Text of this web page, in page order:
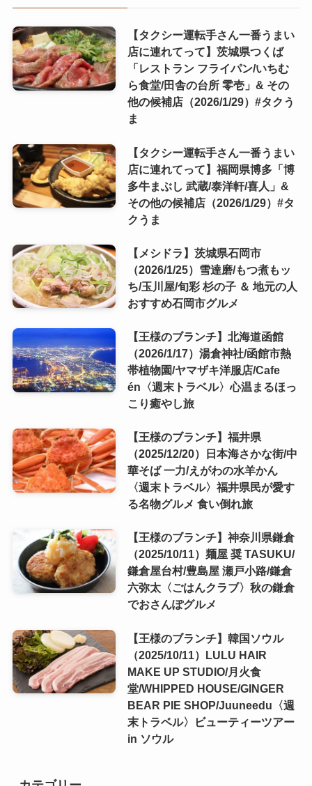
【タクシー運転手さん一番うまい
店に連れてって】茨城県つくば
「レストラン フライパン/いちむ
ら食堂/田舎の台所 零壱」& その
他の候補店（2026/1/29）#タクう
ま
【タクシー運転手さん一番うまい
店に連れてって】福岡県博多「博
多牛まぶし 武蔵/泰洋軒/喜人」&
その他の候補店（2026/1/29）#タ
クうま
【メシドラ】茨城県石岡市
（2026/1/25）雪達磨/もつ煮もッ
ち/玉川屋/旬彩 杉の子 ＆ 地元の人
おすすめ石岡市グルメ
【王様のブランチ】北海道函館
（2026/1/17）湯倉神社/函館市熱
帯植物園/ヤマザキ洋服店/Cafe
én〈週末トラベル〉心温まるほっ
こり癒やし旅
【王様のブランチ】福井県
（2025/12/20）日本海さかな街/中
華そば 一力/えがわの水羊かん
〈週末トラベル〉福井県民が愛す
る名物グルメ 食い倒れ旅
【王様のブランチ】神奈川県鎌倉
（2025/10/11）麺屋 奨 TASUKU/
鎌倉屋台村/豊島屋 瀬戸小路/鎌倉
六弥太〈ごはんクラブ〉秋の鎌倉
でおさんぽグルメ
【王様のブランチ】韓国ソウル
（2025/10/11）LULU HAIR
MAKE UP STUDIO/月火食
堂/WHIPPED HOUSE/GINGER
BEAR PIE SHOP/Juuneedu〈週
末トラベル〉ビューティーツアー
in ソウル